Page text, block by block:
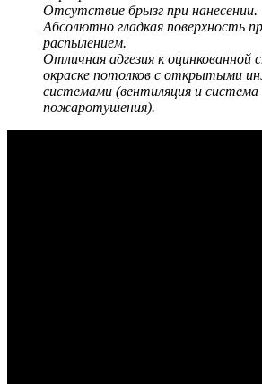
Отсутствие брызг при нанесении.
Абсолютно гладкая поверхность
распылением.
Отличная адгезия к оцинкованной
окраске потолков с открытыми
системами (вентиляция и система
пожаротушения).